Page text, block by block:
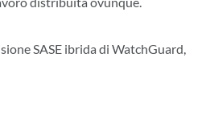
SASE ibrida di WatchGuard,